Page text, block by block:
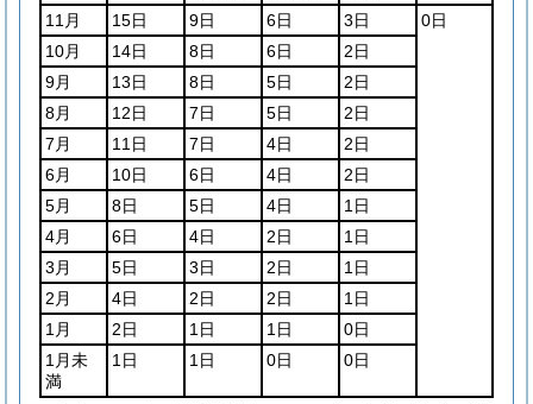
11月 15日 9日 6日 3日
0日
10月
14日 8日 6日
2日
9月
13日 8日 5日
2日
8月
12日 7日 5日
2日
7月
11日 7日 4日
2日
6月
10日 6日 4日
2日
5月
8日 5日 4日
1日
4月
6日 4日 2日
1日
3月
5日 3日 2日
1日
2月
4日 2日 2日
1日
1月
2日 1日 1日
0日
1月未
満
1日 1日 0日 0日